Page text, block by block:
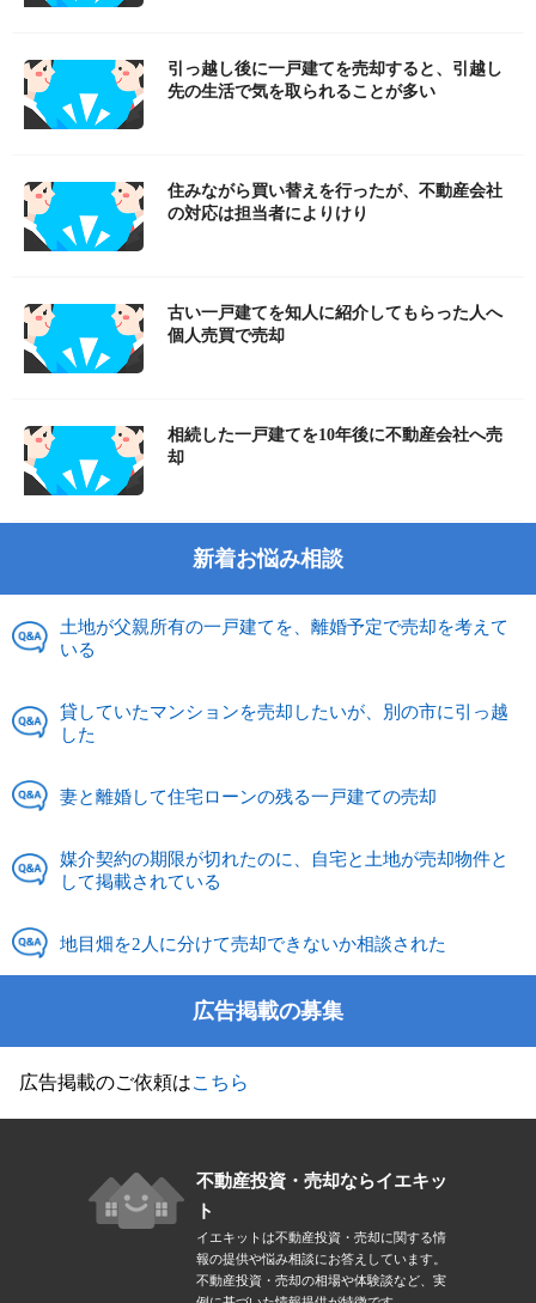
引っ越し後に一戸建てを売却すると、引越し
先の生活で気を取られることが多い
住みながら買い替えを行ったが、不動産会社
の対応は担当者によりけり
古い一戸建てを知人に紹介してもらった人へ
個人売買で売却
相続した一戸建てを10年後に不動産会社へ売
却
新着お悩み相談
土地が父親所有の一戸建てを、離婚予定で売却を考えて
いる
貸していたマンションを売却したいが、別の市に引っ越
した
妻と離婚して住宅ローンの残る一戸建ての売却
媒介契約の期限が切れたのに、自宅と土地が売却物件と
して掲載されている
地目畑を2人に分けて売却できないか相談された
広告掲載の募集
広告掲載のご依頼はこちら
不動産投資・売却ならイエキッ
ト
イエキットは不動産投資・売却に関する情
報の提供や悩み相談にお答えしています。
不動産投資・売却の相場や体験談など、実